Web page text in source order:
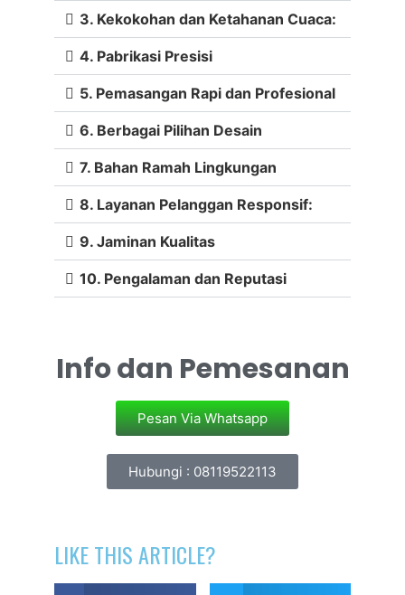
3. Kekokohan dan Ketahanan Cuaca:
4. Pabrikasi Presisi
5. Pemasangan Rapi dan Profesional
6. Berbagai Pilihan Desain
7. Bahan Ramah Lingkungan
8. Layanan Pelanggan Responsif:
9. Jaminan Kualitas
10. Pengalaman dan Reputasi
Info dan Pemesanan
Pesan Via Whatsapp
Hubungi : 08119522113
LIKE THIS ARTICLE?